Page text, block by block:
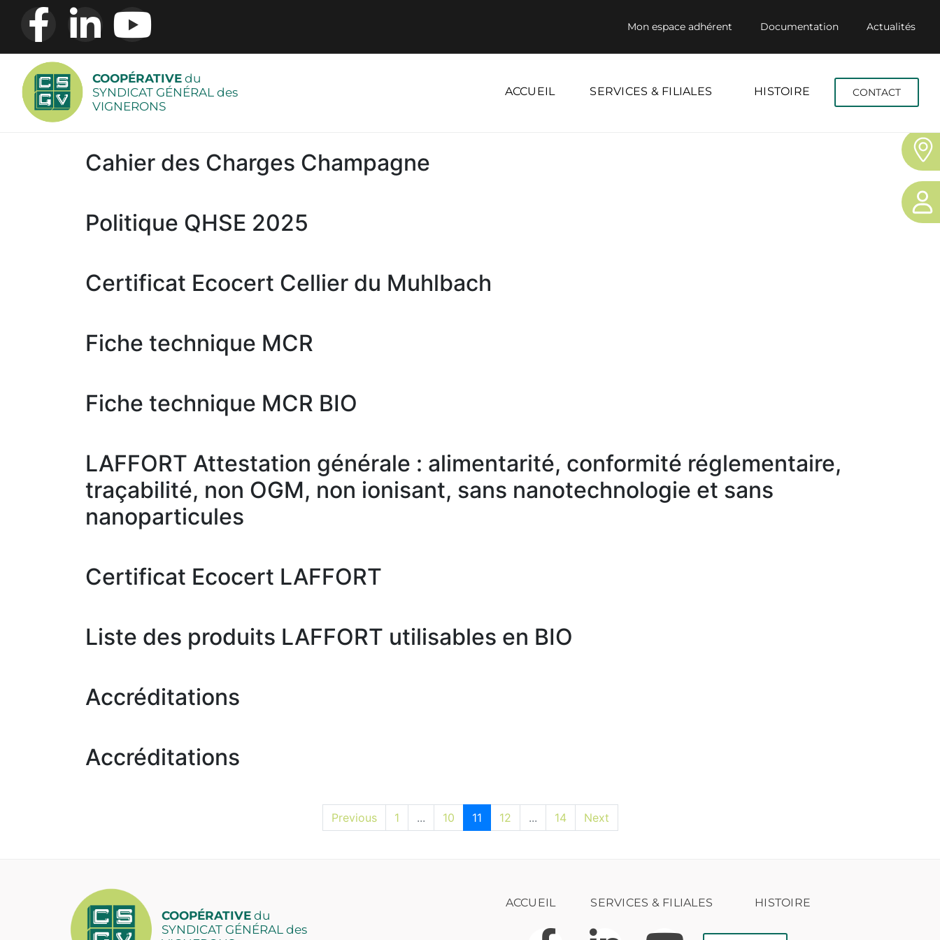
Mon espace adhérent Documentation Actualités
COOPÉRATIVE du
SYNDICAT GÉNÉRAL des
VIGNERONS
ACCUEIL SERVICES & FILIALES HISTOIRE CONTACT
Cahier des Charges Champagne
Politique QHSE 2025
Certificat Ecocert Cellier du Muhlbach
Fiche technique MCR
Fiche technique MCR BIO
LAFFORT Attestation générale : alimentarité, conformité réglementaire,
traçabilité, non OGM, non ionisant, sans nanotechnologie et sans
nanoparticules
Certificat Ecocert LAFFORT
Liste des produits LAFFORT utilisables en BIO
Accréditations
Accréditations
Previous 1 ... 10 11 12 ... 14 Next
COOPÉRATIVEdu
SYNDICAT GÉNÉRAL des
ACCUEIL SERVICES & FILIALES HISTOIRE